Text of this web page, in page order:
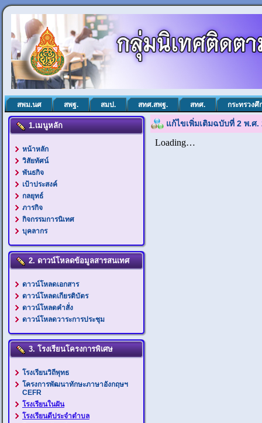
สพม.นศ สพฐ. สมป. สทศ.สพฐ. สทศ. กระทรวงศึ
1.เมนูหลัก
หน้าหลัก
วิสัยทัศน์
พันธกิจ
เป้าประสงค์
กลยุทธ์
ภารกิจ
กิจกรรมการนิเทศ
บุคลากร
2. ดาวน์โหลดข้อมูลสารสนเทศ
ดาวน์โหลดเอกสาร
ดาวน์โหลดเกียรติบัตร
ดาวน์โหลดคำสั่ง
ดาวน์โหลดวาระการประชุม
3. โรงเรียนโครงการพิเศษ
โรงเรียนวิถีพุทธ
โครงการพัฒนาทักษะภาษาอังกฤษฯ
CEFR
โรงเรียนในฝัน
โรงเรียนดีประจำตำบล
แก้ไขเพิ่มเติมฉบับที่ 2 พ.ศ.